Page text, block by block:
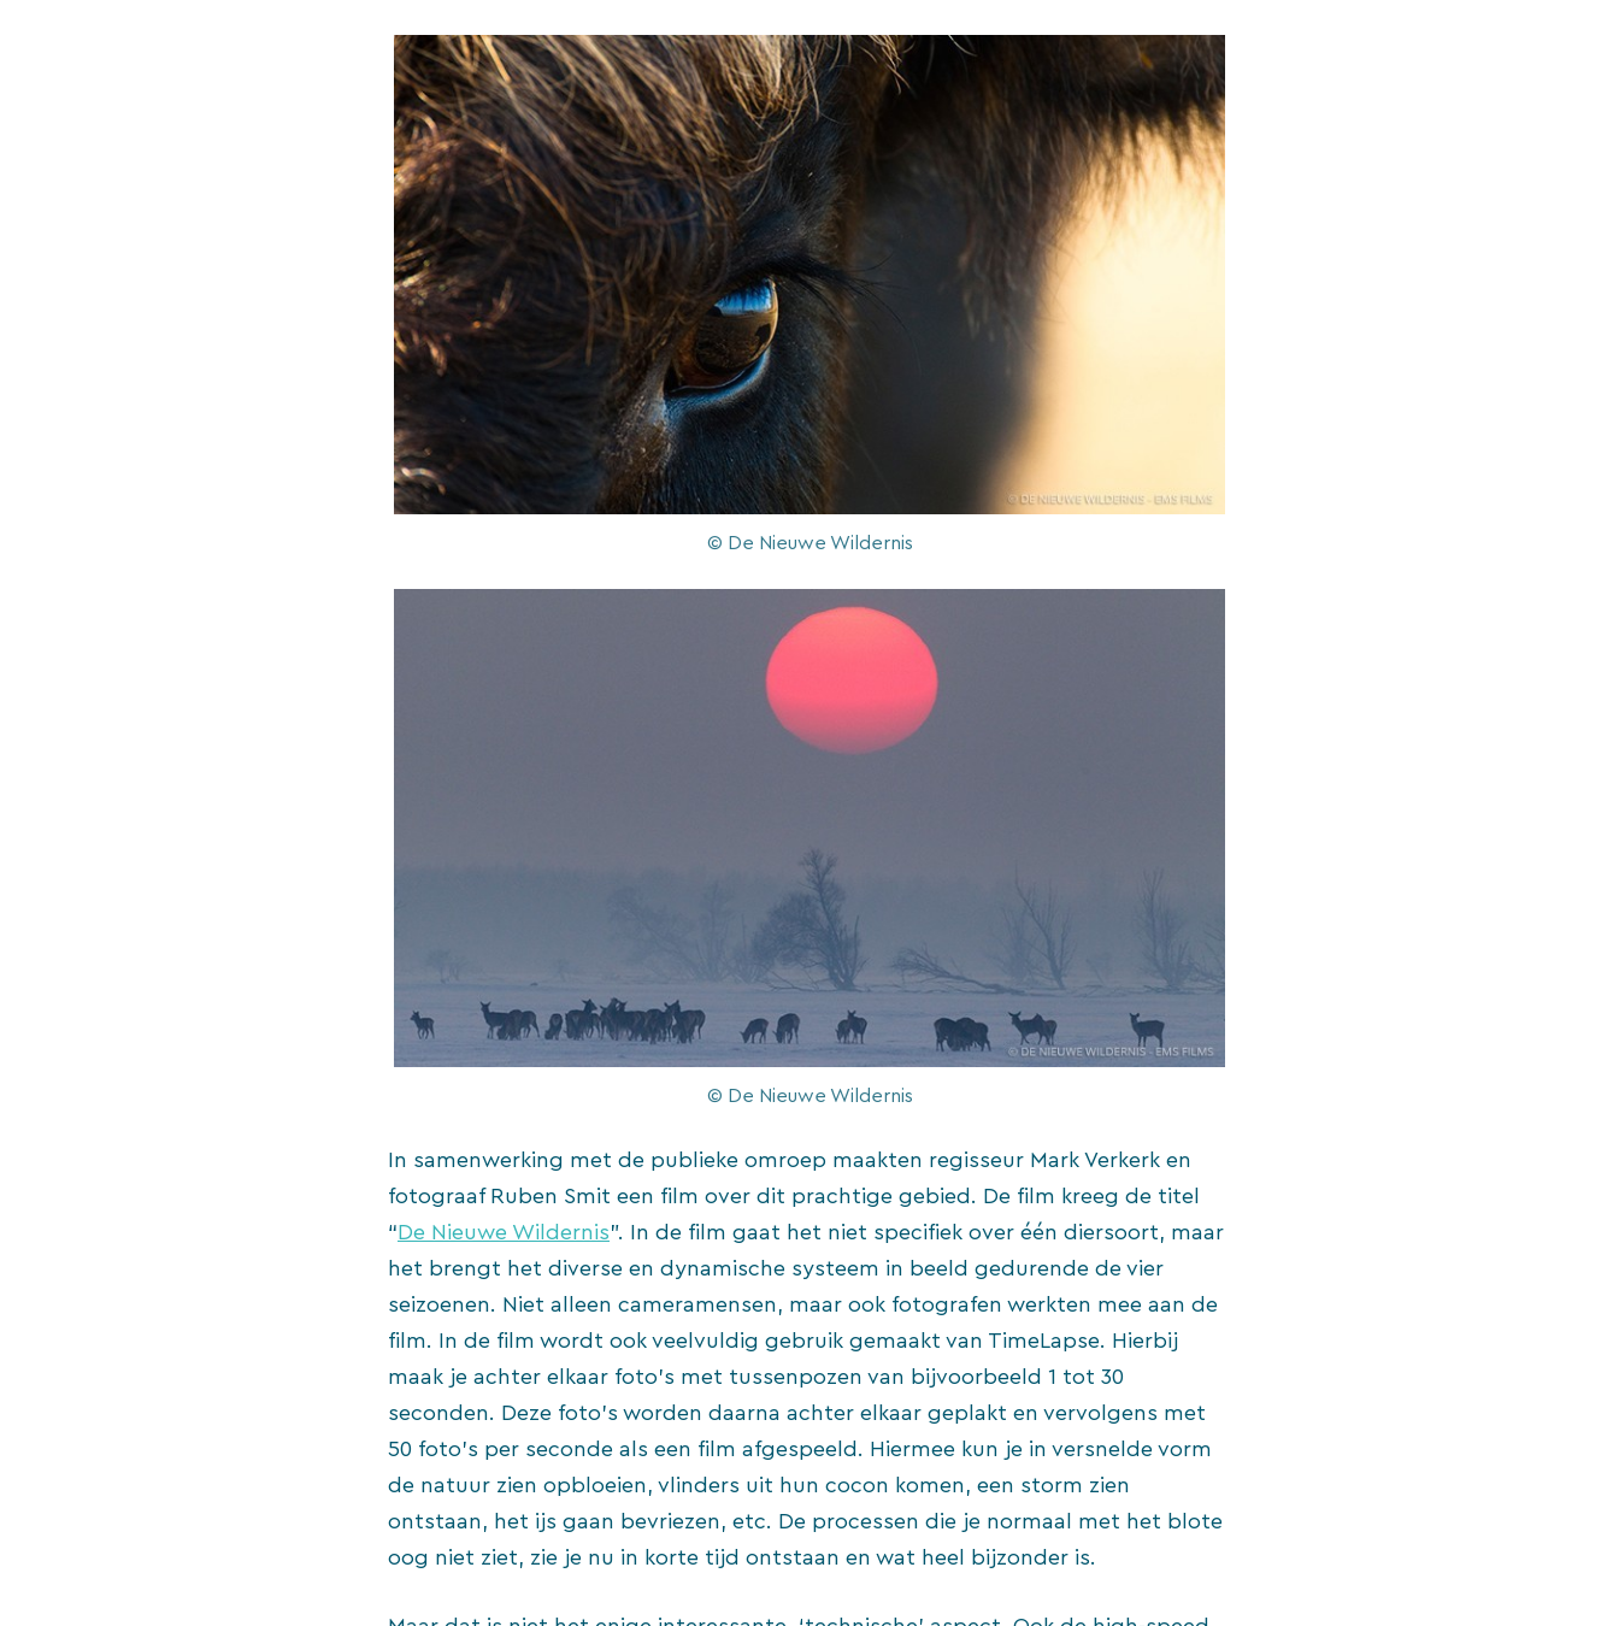
© De Nieuwe Wildernis
© De Nieuwe Wildernis
In samenwerking met de publieke omroep maakten regisseur Mark Verkerk en
fotograaf Ruben Smit een film over dit prachtige gebied. De film kreeg de titel
“ De Nieuwe Wildernis”. In de film gaat het niet specifiek over één diersoort, maar
het brengt het diverse en dynamische systeem in beeld gedurende de vier
seizoenen. Niet alleen cameramensen, maar ook fotografen werkten mee aan de
film. In de film wordt ook veelvuldig gebruik gemaakt van TimeLapse. Hierbij
maak je achter elkaar foto’s met tussenpozen van bijvoorbeeld 1 tot 30
seconden. Deze foto’s worden daarna achter elkaar geplakt en vervolgens met
50 foto’s per seconde als een film afgespeeld. Hiermee kun je in versnelde vorm
de natuur zien opbloeien, vlinders uit hun cocon komen, een storm zien
ontstaan, het ijs gaan bevriezen, etc. De processen die je normaal met het blote
oog niet ziet, zie je nu in korte tijd ontstaan en wat heel bijzonder is.